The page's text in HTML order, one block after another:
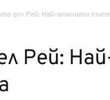
дел Рей: Най-опасната
Рей: